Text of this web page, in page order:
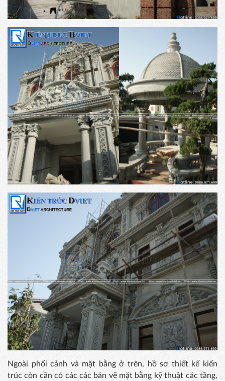
Ngoài phối cảnh và mặt bằng ở trên, hồ sơ thiết kế kiến
trúc còn cần có các các bản vẽ mặt bằng kỹ thuật các tầng,